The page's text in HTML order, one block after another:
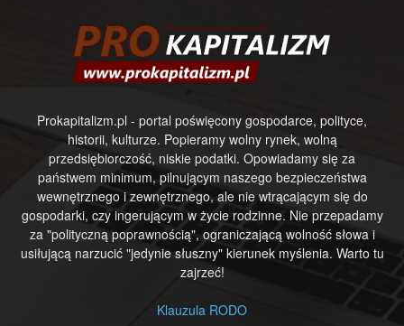
Prokapitalizm.pl - portal poświęcony gospodarce, polityce,
historii, kulturze. Popieramy wolny rynek, wolną
przedsiębiorczość, niskie podatki. Opowiadamy się za
państwem minimum, pilnującym naszego bezpieczeństwa
wewnętrznego i zewnętrznego, ale nie wtrącającym się do
gospodarki, czy ingerującym w życie rodzinne. Nie przepadamy
za "polityczną poprawnością", ograniczającą wolność słowa i
usiłującą narzucić "jedynie słuszny" kierunek myślenia. Warto tu
zajrzeć!
Klauzula RODO